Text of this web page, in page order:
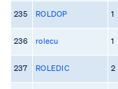
235 ROLDOP 1
236 rolecu 1
237 ROLEDIC 2